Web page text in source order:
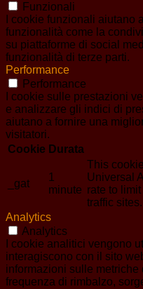
Funzionali
I cookie funzionali aiutano
funzionalità come la
su piattaforme di social
funzionalità di terze parti.
Performance
Performance
I cookie sulle prestazioni
e analizzare gli indici di
aiutano a fornire una
visitatori.
Cookie Durata
_gat
1
minute
This
Universal
rate to
traffic sites.
Analytics
Analytics
I cookie analitici vengono
interagiscono con il sito
informazioni sulle metriche
frequenza di rimbalzo,